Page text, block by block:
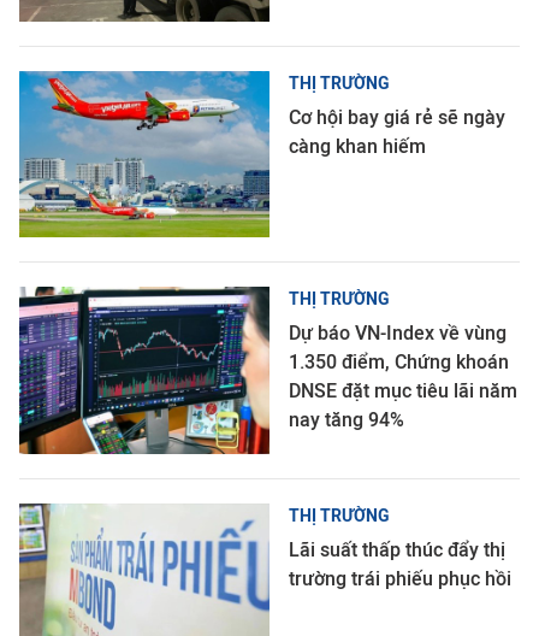
THỊ TRƯỜNG
Cơ hội bay giá rẻ sẽ ngày
càng khan hiếm
THỊ TRƯỜNG
Dự báo VN-Index về vùng
1.350 điểm, Chứng khoán
DNSE đặt mục tiêu lãi năm
nay tăng 94%
THỊ TRƯỜNG
Lãi suất thấp thúc đẩy thị
trường trái phiếu phục hồi